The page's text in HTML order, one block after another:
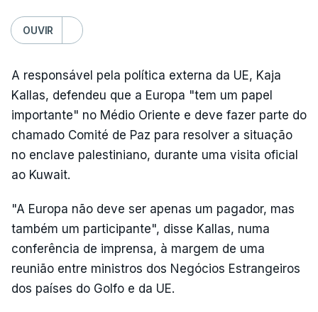
OUVIR
A responsável pela política externa da UE, Kaja
Kallas, defendeu que a Europa "tem um papel
importante" no Médio Oriente e deve fazer parte do
chamado Comité de Paz para resolver a situação
no enclave palestiniano, durante uma visita oficial
ao Kuwait.
"A Europa não deve ser apenas um pagador, mas
também um participante", disse Kallas, numa
conferência de imprensa, à margem de uma
reunião entre ministros dos Negócios Estrangeiros
dos países do Golfo e da UE.